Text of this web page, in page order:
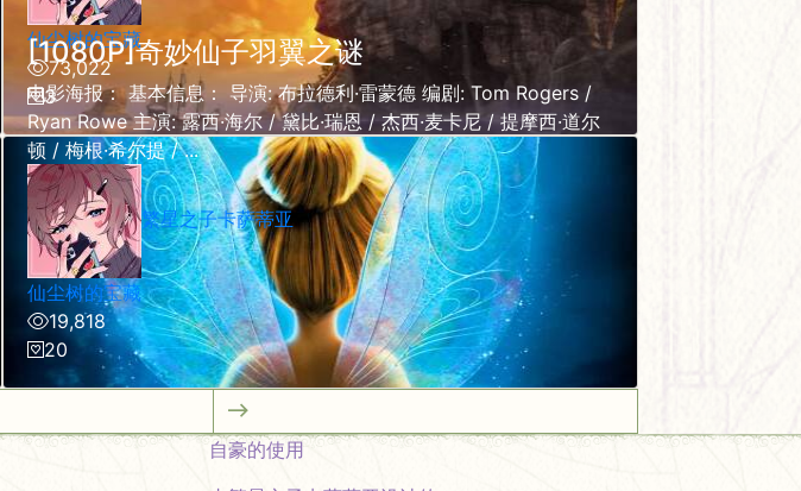
仙尘树的宝藏
73,022
3
[1080P]奇妙仙子羽翼之谜
电影海报： 基本信息： 导演: 布拉德利·雷蒙德 编剧: Tom Rogers /
Ryan Rowe 主演: 露西·海尔 / 黛比·瑞恩 / 杰西·麦卡尼 / 提摩西·道尔
顿 / 梅根·希尔提 / ...
繁星之子卡萨蒂亚
仙尘树的宝藏
19,818
20
自豪的使用